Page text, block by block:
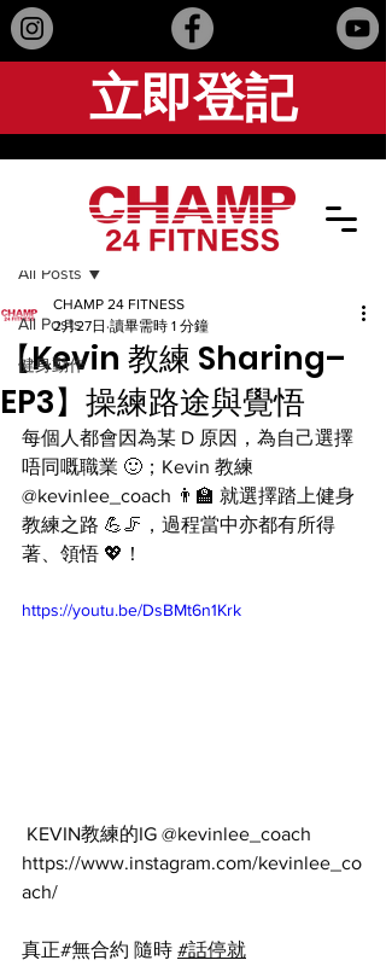
立即登記
All Posts
健身動作
All Posts
【Kevin 教練 Sharing–
EP3】操練路途與覺悟
CHAMP 24 FITNESS
2月27日 讀畢需時 1 分鐘
每個人都會因為某 D 原因，為自己選擇
唔同嘅職業 🙂；Kevin 教練
@kevinlee_coach 👨‍🏫 就選擇踏上健身
教練之路 💪🦵，過程當中亦都有所得
著、領悟 💖！
https://youtu.be/DsBMt6n1Krk
KEVIN教練的IG @kevinlee_coach
https://www.instagram.com/kevinlee_co
ach/
真正#無合約 隨時 #話停就